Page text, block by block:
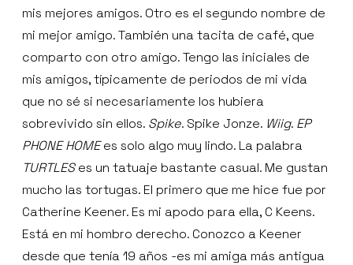
mis mejores amigos. Otro es el segundo nombre de
mi mejor amigo. También una tacita de café, que
comparto con otro amigo. Tengo las iniciales de
mis amigos, típicamente de periodos de mi vida
que no sé si necesariamente los hubiera
sobrevivido sin ellos. Spike. Spike Jonze. Wiig. EP
PHONE HOMEes solo algo muy lindo. La palabra
TURTLESes un tatuaje bastante casual. Me gustan
mucho las tortugas. El primero que me hice fue por
Catherine Keener. Es mi apodo para ella, C Keens.
Está en mi hombro derecho. Conozco a Keener
desde que tenía 19 años -es mi amiga más antigua